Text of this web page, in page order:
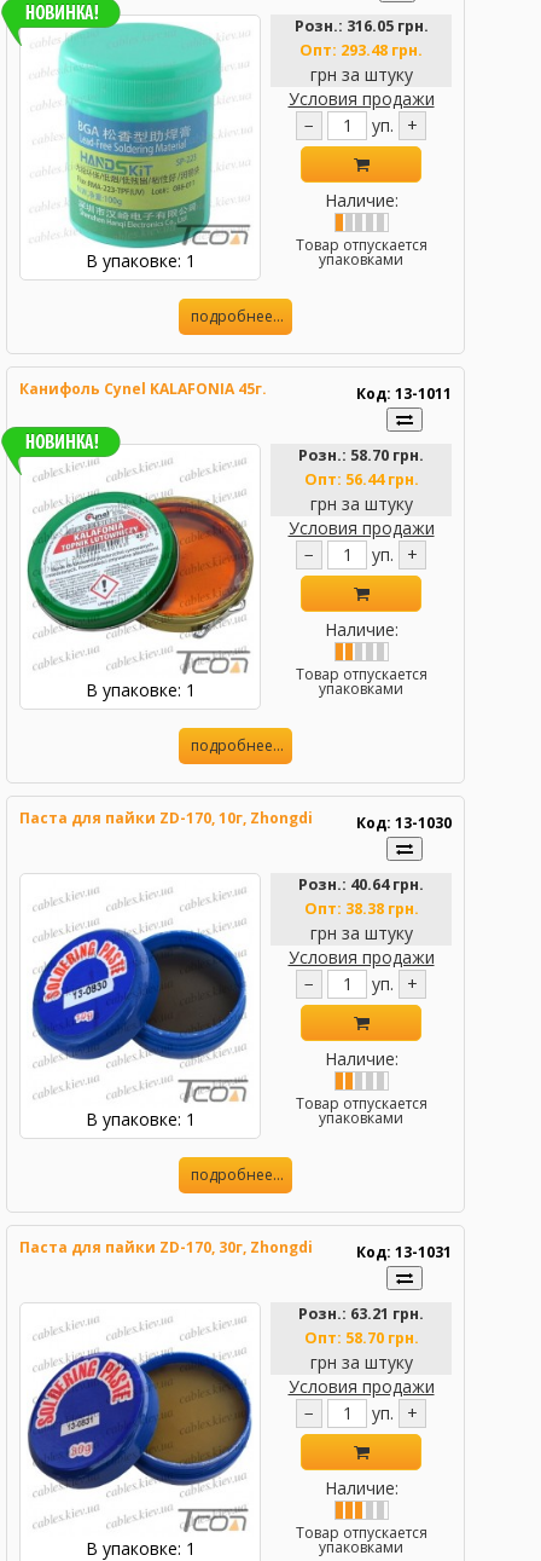
В упаковке: 1
Розн.: 316.05 грн.
Опт: 293.48 грн.
грн за штуку
Условия продажи
−
уп. +
Наличие:
Товар отпускается
упаковками
подробнее...
Канифоль Cynel KALAFONIA 45г. Код: 13-1011
В упаковке: 1
Розн.: 58.70 грн.
Опт: 56.44 грн.
грн за штуку
Условия продажи
−
уп. +
Наличие:
Товар отпускается
упаковками
подробнее...
Паста для пайки ZD-170, 10г, Zhongdi Код: 13-1030
В упаковке: 1
Розн.: 40.64 грн.
Опт: 38.38 грн.
грн за штуку
Условия продажи
−
уп. +
Наличие:
Товар отпускается
упаковками
подробнее...
Паста для пайки ZD-170, 30г, Zhongdi Код: 13-1031
В упаковке: 1
Розн.: 63.21 грн.
Опт: 58.70 грн.
грн за штуку
Условия продажи
−
уп. +
Наличие:
Товар отпускается
упаковками